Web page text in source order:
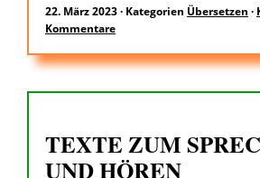
22. März 2023· Kategorien Übersetzen ·
Kommentare
TEXTE ZUM
UND HÖREN